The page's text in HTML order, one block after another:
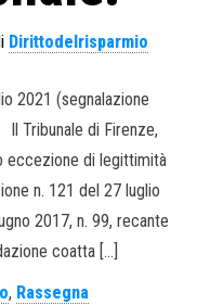
Dirittodelrisparmio
2021 (segnalazione
Il Tribunale di Firenze,
eccezione di legittimità
n. 121 del 27 luglio
2017, n. 99, recante
coatta […]
, Rassegna